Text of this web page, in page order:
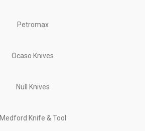
Petromax
Ocaso Knives
Null Knives
Medford Knife & Tool